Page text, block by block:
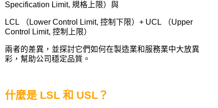
Specification Limit, 規格上限）與
LCL （ Lower Control Limit, 控制下限） + UCL （Upper
Control Limit, 控制上限）
兩者的差異，並探討它們如何在製造業和服務業中大放異
彩，幫助公司穩定品質。
什麼是LSL 和 USL ？